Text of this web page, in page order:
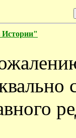
Истории"